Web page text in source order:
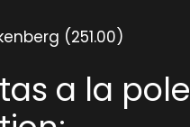
(251.00)
a la pole